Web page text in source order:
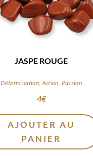
JASPE ROUGE
Détermination, Action, Passion
4€
AJOUTER AU
PANIER